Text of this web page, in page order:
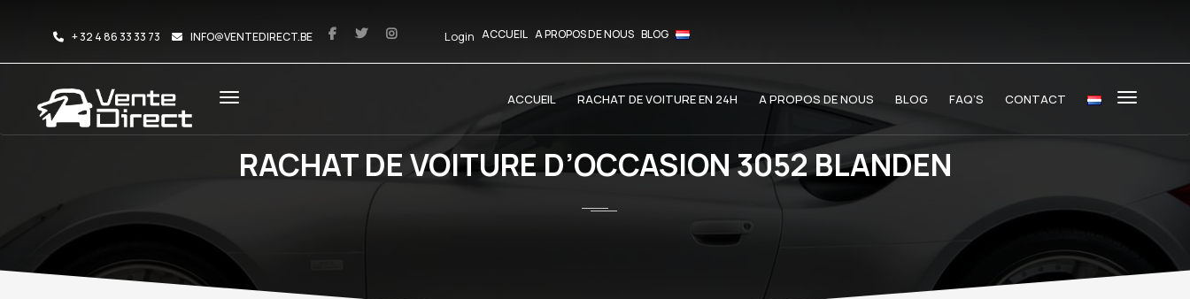
+ 32 4 86 33 33 73 INFO@VENTEDIRECT.BE Login ACCUEIL A PROPOS DE NOUS BLOG
ACCUEIL RACHAT DE VOITURE EN 24H A PROPOS DE NOUS BLOG FAQ’S CONTACT
RACHAT DE VOITURE D’OCCASION 3052 BLANDEN